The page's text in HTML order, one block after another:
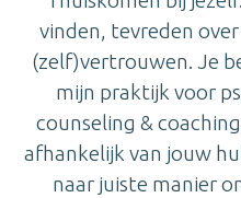
vinden, tevreden
(zelf)vertrouwen. Je
mijn praktijk voor
counseling &
afhankelijk van jouw
naar juiste manier